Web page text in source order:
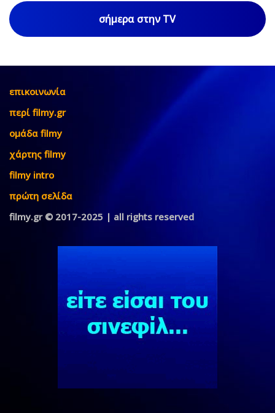
σήμερα στην TV
επικοινωνία
περί filmy.gr
ομάδα filmy
χάρτης filmy
filmy intro
πρώτη σελίδα
filmy.gr © 2017-2025 | all rights reserved